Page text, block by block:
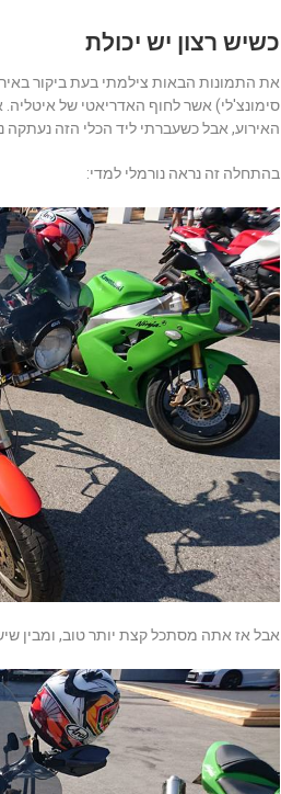
כשיש רצון יש יכולת
סימונצ'לי) אשר לחוף האדריאטי של
האירוע, אבל כשעברתי ליד הכלי הזה נעתקה
בהתחלה זה נראה נורמלי למדי:
אבל אז אתה מסתכל קצת יותר טוב, ומבין